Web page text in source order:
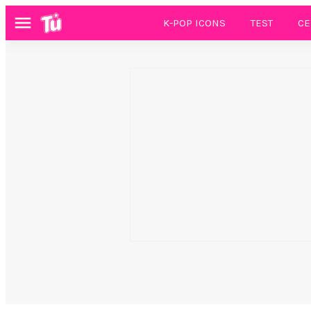
Menú K-POP ICONS TEST